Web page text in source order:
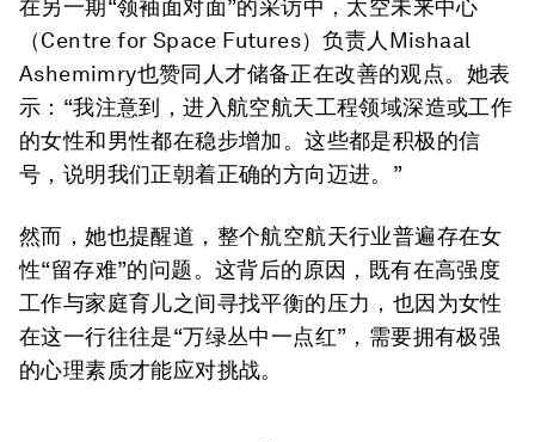
在另一期“领袖面对面”的采访中，太空未来中心
（Centre for Space Futures）负责人Mishaal
Ashemimry也赞同人才储备正在改善的观点。她表
示：“我注意到，进入航空航天工程领域深造或工作
的女性和男性都在稳步增加。这些都是积极的信
号，说明我们正朝着正确的方向迈进。”
然而，她也提醒道，整个航空航天行业普遍存在女
性“留存难”的问题。这背后的原因，既有在高强度
工作与家庭育儿之间寻找平衡的压力，也因为女性
在这一行往往是“万绿丛中一点红”，需要拥有极强
的心理素质才能应对挑战。